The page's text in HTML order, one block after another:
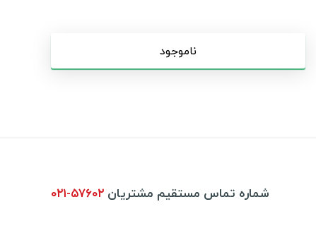
ناموجود
شماره تماس مستقیم مشتریان ۰۲۱-۵۷۶۰۲